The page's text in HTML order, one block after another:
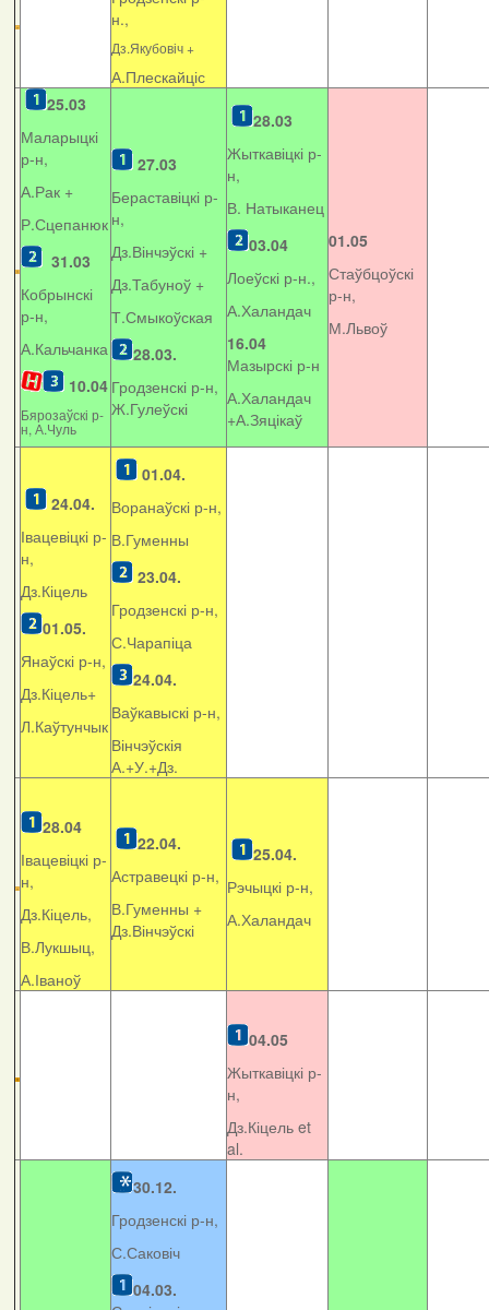
н.,
Дз.Якубовіч +
А.Плескайціс
25.03
Маларыцкі
р-н,
А.Рак +
Р.Сцепанюк
31.03
Кобрынскі
р-н,
А.Кальчанка
10.04
Бярозаўскі р-
н, А.Чуль
27.03
Бераставіцкі р-
н,
Дз.Вінчэўскі +
Дз.Табуноў +
Т.Смыкоўская
28.03.
Гродзенскі р-н,
Ж.Гулеўскі
28.03
Жыткавіцкі р-
н,
В. Натыканец
03.04
Лоеўскі р-н.,
А.Халандач
16.04
Мазырскі р-н
А.Халандач
+А.Зяцікаў
01.05
Стаўбцоўскі
р-н,
М.Львоў
24.04.
Івацевіцкі р-
н,
Дз.Кіцель
01.05.
Янаўскі р-н,
Дз.Кіцель+
Л.Каўтунчык
01.04.
Воранаўскі р-н,
В.Гуменны
23.04.
Гродзенскі р-н,
С.Чарапіца
24.04.
Ваўкавыскі р-н,
Вінчэўскія
А.+У.+Дз.
28.04
Івацевіцкі р-
н,
Дз.Кіцель,
В.Лукшыц,
А.Іваноў
22.04.
Астравецкі р-н,
В.Гуменны +
Дз.Вінчэўскі
25.04.
Рэчыцкі р-н,
А.Халандач
04.05
Жыткавіцкі р-
н,
Дз.Кіцель et
al.
30.12.
Гродзенскі р-н,
С.Саковіч
04.03.